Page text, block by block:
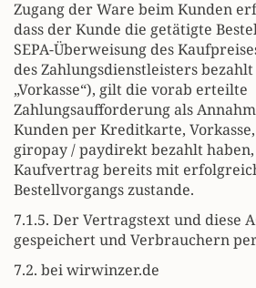
Zugang der Ware beim Kunden
dass der Kunde die getätigte
SEPA-Überweisung des
des Zahlungsdienstleisters
„Vorkasse“), gilt die vorab erteilte
Zahlungsaufforderung als
Kunden per Kreditkarte,
giropay / paydirekt bezahlt
Kaufvertrag bereits mit
Bestellvorgangs zustande.
7.1.5. Der Vertragstext und diese
gespeichert und Verbrauchern
7.2. bei wirwinzer.de